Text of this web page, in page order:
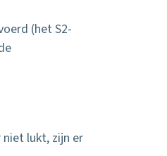
(het S2-
lukt, zijn er